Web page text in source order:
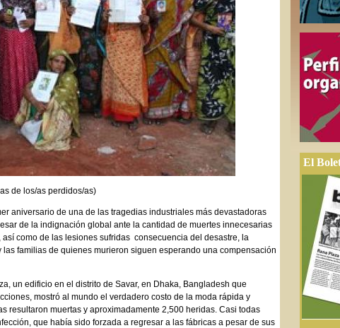
de los/as perdidos/as)
aniversario de una de las tragedias industriales más devastadoras
de la indignación global ante la cantidad de muertes innecesarias
como de las lesiones sufridas consecuencia del desastre, la
familias de quienes murieron siguen esperando una compensación
un edificio en el distrito de Savar, en Dhaka, Bangladesh que
mostró al mundo el verdadero costo de la moda rápida y
resultaron muertas y aproximadamente 2,500 heridas. Casi todas
que había sido forzada a regresar a las fábricas a pesar de sus
El